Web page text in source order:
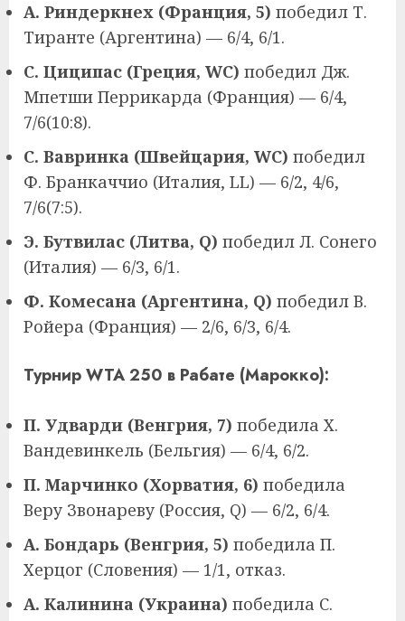
А. Риндеркнех (Франция, 5) победил Т.
Тиранте (Аргентина) — 6/4, 6/1.
С. Циципас (Греция, WC) победил Дж.
Мпетши Перрикарда (Франция) — 6/4,
7/6(10:8).
С. Вавринка (Швейцария, WC) победил
Ф. Бранкаччио (Италия, LL) — 6/2, 4/6,
7/6(7:5).
Э. Бутвилас (Литва, Q) победил Л. Сонего
(Италия) — 6/3, 6/1.
Ф. Комесана (Аргентина, Q) победил В.
Ройера (Франция) — 2/6, 6/3, 6/4.
Турнир WTA 250 в Рабате (Марокко):
П. Удварди (Венгрия, 7) победила Х.
Вандевинкель (Бельгия) — 6/4, 6/2.
П. Марчинко (Хорватия, 6) победила
Веру Звонареву (Россия, Q) — 6/2, 6/4.
А. Бондарь (Венгрия, 5) победила П.
Херцог (Словения) — 1/1, отказ.
А. Калинина (Украина) победила С.